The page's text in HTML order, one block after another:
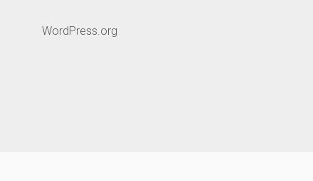
WordPress.org